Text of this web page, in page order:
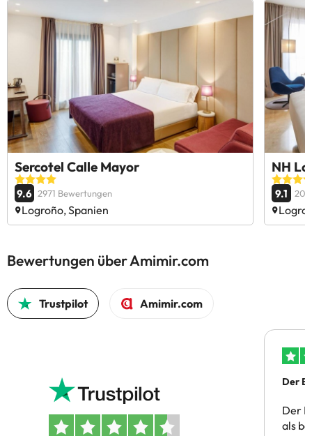
Sercotel Calle Mayor
9.6 2971 Bewertungen
Logroño, Spanien
NH
9.1
Bewertungen über Amimir.com
Trustpilot Amimir.com
Der
Der
als